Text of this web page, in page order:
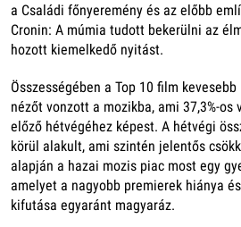
a Családi főnyeremény és az előbb
Cronin: A múmia tudott bekerülni az
hozott kiemelkedő nyitást.
Összességében a Top 10 film
nézőt vonzott a mozikba, ami 37,3%-
előző hétvégéhez képest. A hétvégi
körül alakult, ami szintén jelentős
alapján a hazai mozis piac most egy
amelyet a nagyobb premierek hiánya
kifutása egyaránt magyaráz.